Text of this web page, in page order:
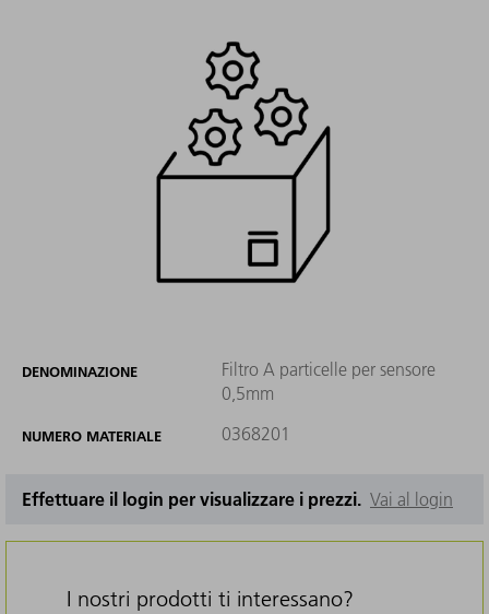
DENOMINAZIONE
Filtro A particelle per sensore
0,5mm
NUMERO MATERIALE 0368201
Effettuare il login per visualizzare i prezzi. Vai al login
I nostri prodotti ti interessano?